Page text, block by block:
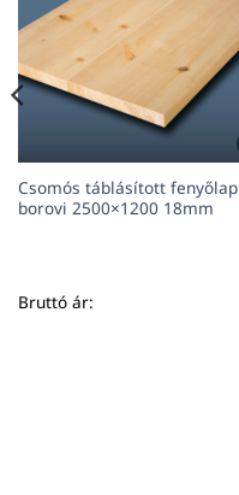
Csomós táblásított fenyőlap
borovi 2500×1200 18mm
Bruttó ár: